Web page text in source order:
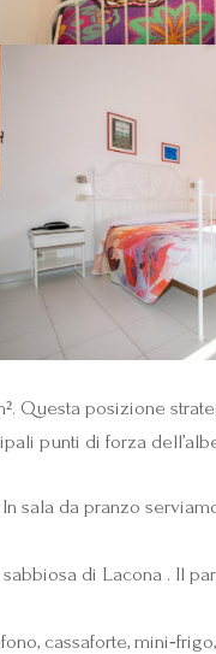
Questa posizione
punti di forza
sala da pranzo
di Lacona . Il
cassaforte,